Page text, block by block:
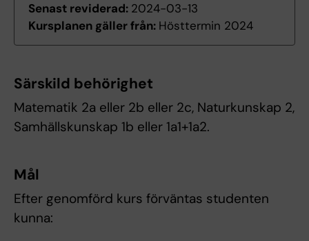
Senast reviderad: 2024-03-13
Kursplanen gäller från: Hösttermin 2024
Särskild behörighet
Matematik 2a eller 2b eller 2c, Naturkunskap 2,
Samhällskunskap 1b eller 1a1+1a2.
Mål
Efter genomförd kurs förväntas studenten
kunna: